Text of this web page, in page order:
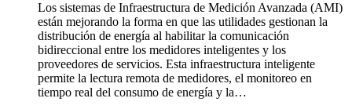
Los sistemas de Infraestructura de Medición Avanzada (AMI)
están mejorando la forma en que las utilidades gestionan la
distribución de energía al habilitar la comunicación
bidireccional entre los medidores inteligentes y los
proveedores de servicios. Esta infraestructura inteligente
permite la lectura remota de medidores, el monitoreo en
tiempo real del consumo de energía y la…